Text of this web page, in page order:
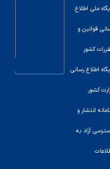
ملی اطلاع
قوانین و
کشور
اطلاع رسانی
کشور
انتشار و
آزاد به